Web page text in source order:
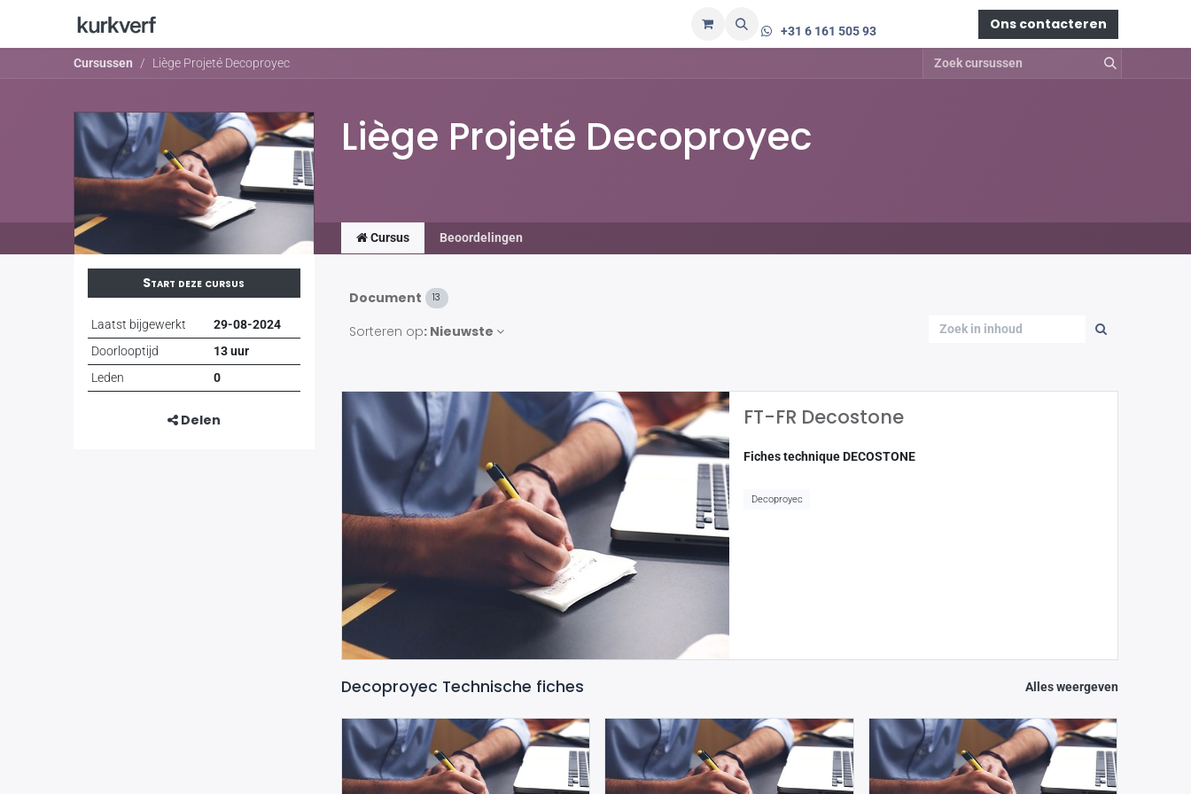
+31 6 161 505 93 Ons contacteren
Cursussen Liège Projeté Decoproyec
Liège Projeté Decoproyec
Start deze cursus
Laatst bijgewerkt
29-08-2024
Doorlooptijd
13 uur
Leden
0
Delen
Cursus Beoordelingen
Document 13
Sorteren op: Nieuwste
FT-FR Decostone
Fiches technique DECOSTONE
Decoproyec
Decoproyec Technische fiches Alles weergeven